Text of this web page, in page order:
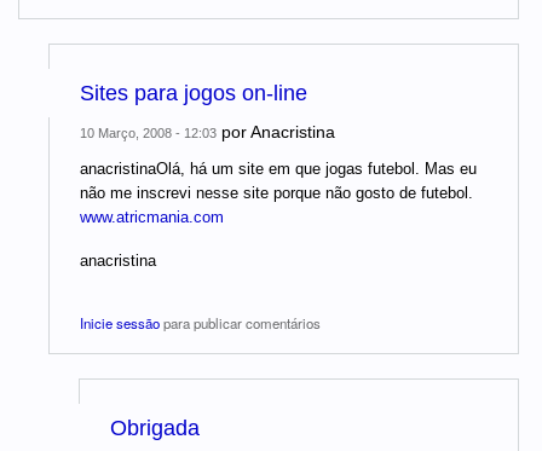
Sites para jogos on-line
10 Março, 2008 - 12:03 porAnacristina
anacristinaOlá, há um site em que jogas futebol. Mas eu
não me inscrevi nesse site porque não gosto de futebol.
www.atricmania.com
anacristina
Inicie sessãopara publicar comentários
Obrigada